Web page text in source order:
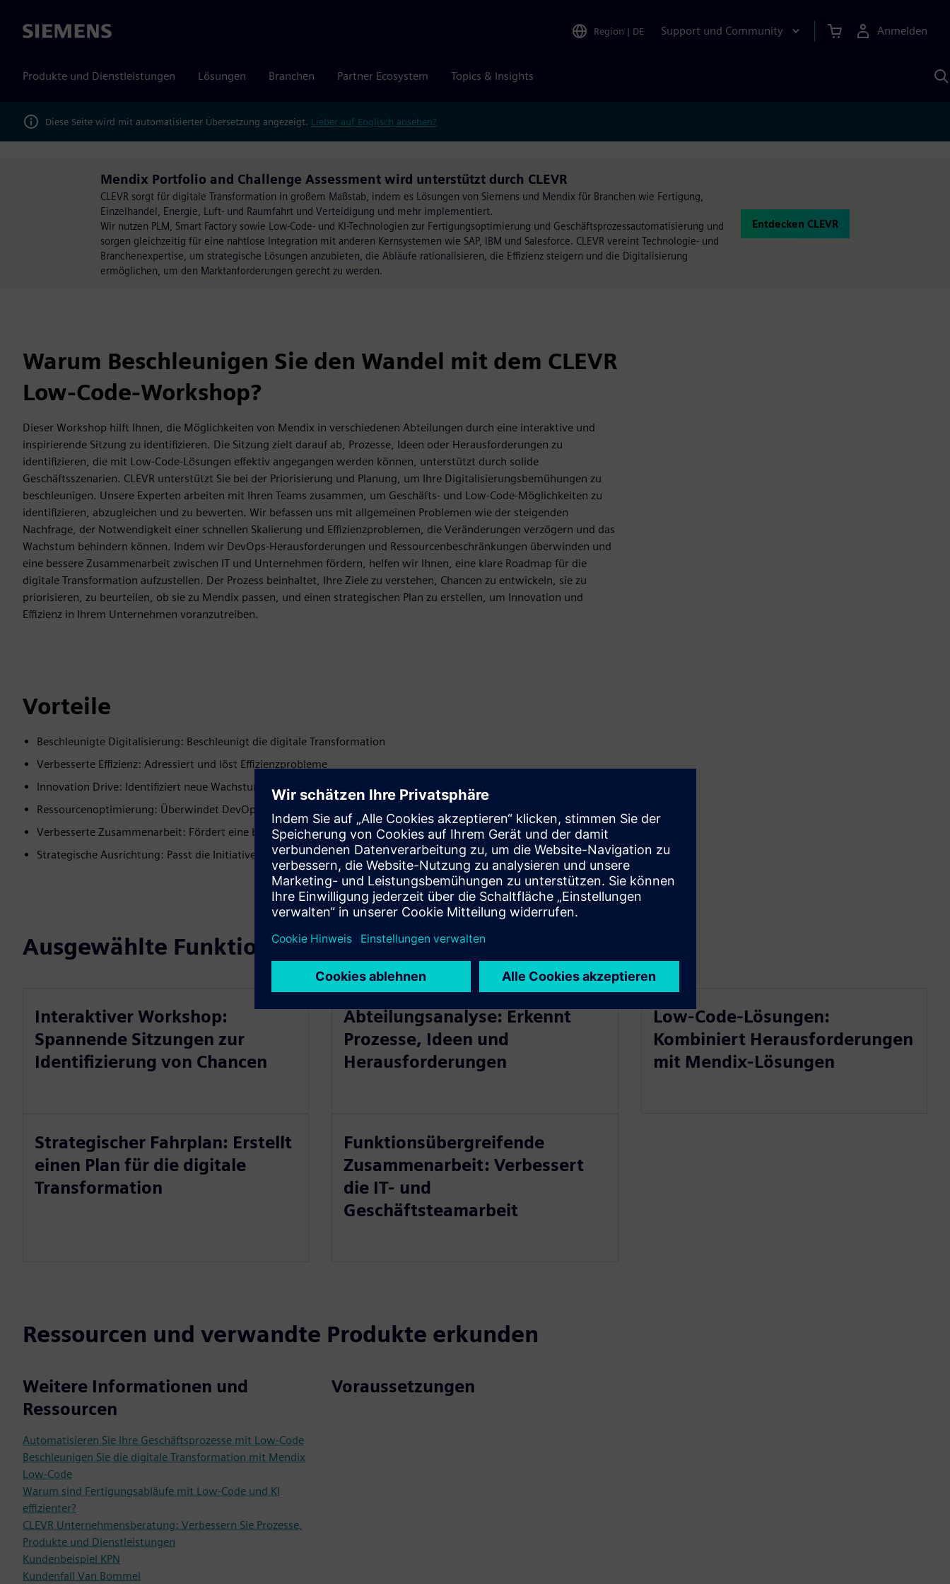
Siemens Region | DE Support und Community Anmelden
Produkte und Dienstleistungen Lösungen Branchen Partner Ecosystem Topics & Insights
KI
Diese Seite wird mit automatisierter Übersetzung angezeigt. Lieber auf Englisch ansehen?
Mendix Portfolio and Challenge Assessment wird unterstützt durch CLEVR
CLEVR sorgt für digitale Transformation in großem Maßstab, indem es Lösungen von Siemens und Mendix für Branchen wie Fertigung,
Einzelhandel, Energie, Luft- und Raumfahrt und Verteidigung und mehr implementiert.
Wir nutzen PLM, Smart Factory sowie Low-Code- und KI-Technologien zur Fertigungsoptimierung und Geschäftsprozessautomatisierung und
sorgen gleichzeitig für eine nahtlose Integration mit anderen Kernsystemen wie SAP, IBM und Salesforce. CLEVR vereint Technologie- und
Branchenexpertise, um strategische Lösungen anzubieten, die Abläufe rationalisieren, die Effizienz steigern und die Digitalisierung
ermöglichen, um den Marktanforderungen gerecht zu werden.
Entdecken CLEVR
Warum Beschleunigen Sie den Wandel mit dem CLEVR
Low-Code-Workshop?
Dieser Workshop hilft Ihnen, die Möglichkeiten von Mendix in verschiedenen Abteilungen durch eine interaktive und
inspirierende Sitzung zu identifizieren. Die Sitzung zielt darauf ab, Prozesse, Ideen oder Herausforderungen zu
identifizieren, die mit Low-Code-Lösungen effektiv angegangen werden können, unterstützt durch solide
Geschäftsszenarien. CLEVR unterstützt Sie bei der Priorisierung und Planung, um Ihre Digitalisierungsbemühungen zu
beschleunigen. Unsere Experten arbeiten mit Ihren Teams zusammen, um Geschäfts- und Low-Code-Möglichkeiten zu
identifizieren, abzugleichen und zu bewerten. Wir befassen uns mit allgemeinen Problemen wie der steigenden
Nachfrage, der Notwendigkeit einer schnellen Skalierung und Effizienzproblemen, die Veränderungen verzögern und das
Wachstum behindern können. Indem wir DevOps-Herausforderungen und Ressourcenbeschränkungen überwinden und
eine bessere Zusammenarbeit zwischen IT und Unternehmen fördern, helfen wir Ihnen, eine klare Roadmap für die
digitale Transformation aufzustellen. Der Prozess beinhaltet, Ihre Ziele zu verstehen, Chancen zu entwickeln, sie zu
priorisieren, zu beurteilen, ob sie zu Mendix passen, und einen strategischen Plan zu erstellen, um Innovation und
Effizienz in Ihrem Unternehmen voranzutreiben.
Vorteile
Beschleunigte Digitalisierung: Beschleunigt die digitale Transformation
Verbesserte Effizienz: Adressiert und löst Effizienzprobleme
Innovation Drive: Identifiziert neue Wachstumschancen
Ressourcenoptimierung: Überwindet DevOps und Ressourcenbeschränkungen
Verbesserte Zusammenarbeit: Fördert eine bessere Teamarbeit zwischen Abteilungen
Strategische Ausrichtung: Passt die Initiativen von Mendix an den Geschäftszielen an
Ausgewählte Funktionen
Interaktiver Workshop:
Spannende Sitzungen zur
Identifizierung von Chancen
Abteilungsanalyse: Erkennt
Prozesse, Ideen und
Herausforderungen
Low-Code-Lösungen:
Kombiniert Herausforderungen
mit Mendix-Lösungen
Strategischer Fahrplan: Erstellt
einen Plan für die digitale
Transformation
Funktionsübergreifende
Zusammenarbeit: Verbessert
die IT- und
Geschäftsteamarbeit
Ressourcen und verwandte Produkte erkunden
Weitere Informationen und
Ressourcen
Automatisieren Sie Ihre Geschäftsprozesse mit Low-Code
Beschleunigen Sie die digitale Transformation mit Mendix
Low-Code
Warum sind Fertigungsabläufe mit Low-Code und KI
effizienter?
CLEVR Unternehmensberatung: Verbessern Sie Prozesse,
Produkte und Dienstleistungen
Kundenbeispiel KPN
Kundenfall Van Bommel
Voraussetzungen